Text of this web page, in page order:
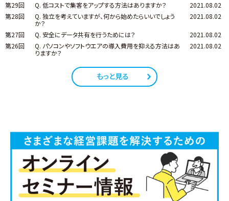
第29回 Q. 低コストで集客をアップする方法はありますか？
2021.08.02
第28回
Q. 独立を考えていますが、何から始めたらいいでしょう
か？
2021.08.02
第27回 Q. 安全にデータ共有を行うためには？
2021.08.02
第26回
Q. パソコンやソフトウエアの導入費用を抑える方法はあ
りますか？
2021.08.02
もっと見る